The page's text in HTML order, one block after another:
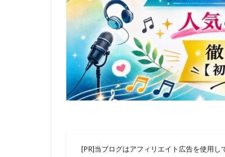
[PR]当ブログはアフィリエイト広告を使用し